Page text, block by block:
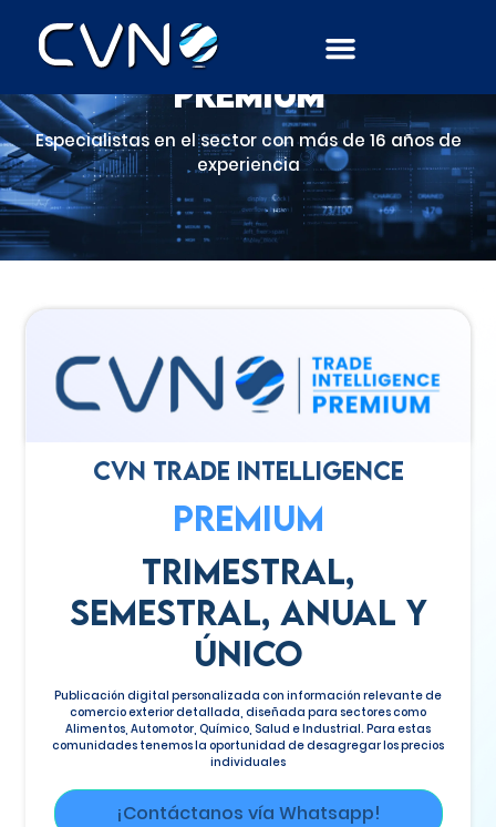
CVN Trade Intelligence
premium
Especialistas en el sector con más de 16 años de
experiencia
CVN Trade Intelligence
PREMIUM
Trimestral,
semestral, anual y
único
Publicación digital personalizada con información relevante de
comercio exterior detallada, diseñada para sectores como
Alimentos, Automotor, Químico, Salud e Industrial. Para estas
comunidades tenemos la oportunidad de desagregar los precios
individuales
¡Contáctanos vía Whatsapp!